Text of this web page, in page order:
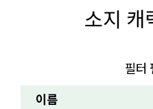
소지 캐
필터
이름